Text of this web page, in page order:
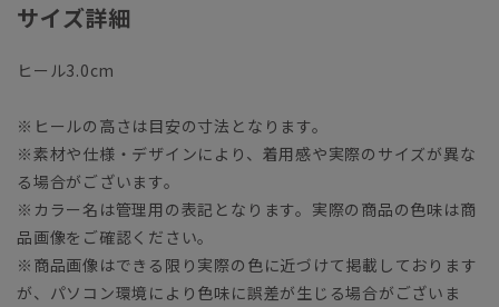
サイズ詳細
ヒール3.0cm
※ヒールの高さは目安の寸法となります。
※素材や仕様・デザインにより、着用感や実際のサイズが異な
る場合がございます。
※カラー名は管理用の表記となります。実際の商品の色味は商
品画像をご確認ください。
※商品画像はできる限り実際の色に近づけて掲載しております
が、パソコン環境により色味に誤差が生じる場合がございま